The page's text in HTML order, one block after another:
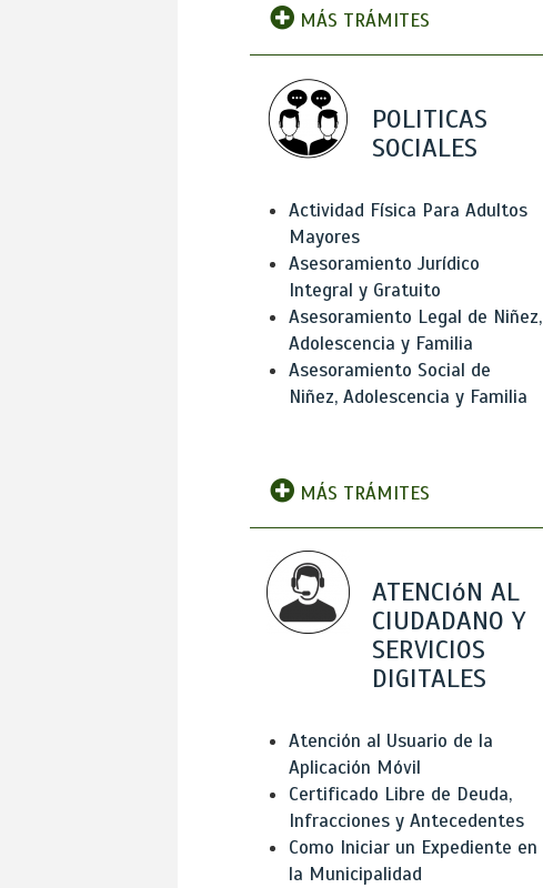
MÁS TRÁMITES
POLITICAS
SOCIALES
Actividad Física Para Adultos
Mayores
Asesoramiento Jurídico
Integral y Gratuito
Asesoramiento Legal de Niñez,
Adolescencia y Familia
Asesoramiento Social de
Niñez, Adolescencia y Familia
MÁS TRÁMITES
ATENCIóN AL
CIUDADANO Y
SERVICIOS
DIGITALES
Atención al Usuario de la
Aplicación Móvil
Certificado Libre de Deuda,
Infracciones y Antecedentes
Como Iniciar un Expediente en
la Municipalidad